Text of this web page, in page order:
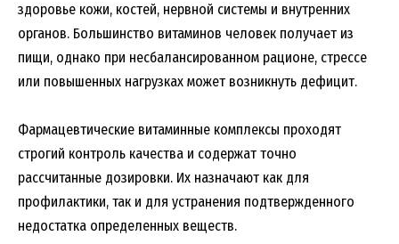
здоровье кожи, костей, нервной системы и внутренних
органов. Большинство витаминов человек получает из
пищи, однако при несбалансированном рационе, стрессе
или повышенных нагрузках может возникнуть дефицит.
Фармацевтические витаминные комплексы проходят
строгий контроль качества и содержат точно
рассчитанные дозировки. Их назначают как для
профилактики, так и для устранения подтвержденного
недостатка определенных веществ.